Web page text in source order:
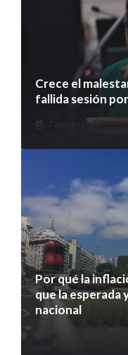
Crece el
fallida sesión
7 agosto 2026
Por qué la
que la esperada
nacional